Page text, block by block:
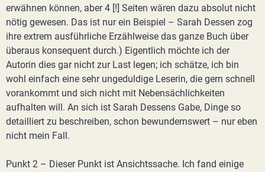
erwähnen können, aber 4 [!] Seiten wären dazu absolut nicht
nötig gewesen. Das ist nur ein Beispiel – Sarah Dessen zog
ihre extrem ausführliche Erzählweise das ganze Buch über
überaus konsequent durch.) Eigentlich möchte ich der
Autorin dies gar nicht zur Last legen; ich schätze, ich bin
wohl einfach eine sehr ungeduldige Leserin, die gern schnell
vorankommt und sich nicht mit Nebensächlichkeiten
aufhalten will. An sich ist Sarah Dessens Gabe, Dinge so
detailliert zu beschreiben, schon bewundernswert – nur eben
nicht mein Fall.
Punkt 2 – Dieser Punkt ist Ansichtssache. Ich fand einige